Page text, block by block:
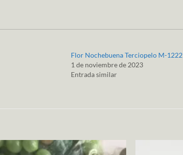
Flor Nochebuena Terciopelo M-1222
1 de noviembre de 2023
Entrada similar